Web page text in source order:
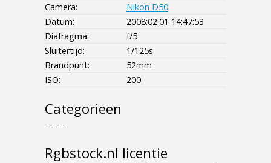
Camera:
Nikon D50
Datum:
2008:02:01 14:47:53
Diafragma:
f/5
Sluitertijd:
1/125s
Brandpunt:
52mm
ISO:
200
Categorieen
- - - -
Rgbstock.nl licentie